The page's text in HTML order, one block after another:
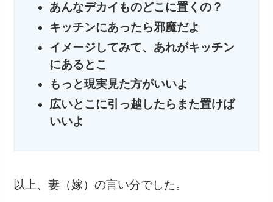
あんなデカイものどこに置くの？
キッチンにあったら邪魔だよ
イメージしてみて、あれがキッチン
にあるとこ
もっと現実見た方がいいよ
広いとこに引っ越したらまた置けば
いいよ
以上、妻（嫁）の言い分でした。